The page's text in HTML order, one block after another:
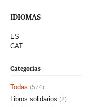
IDIOMAS
ES
CAT
Categorías
Todas (574)
Libros solidarios (2)